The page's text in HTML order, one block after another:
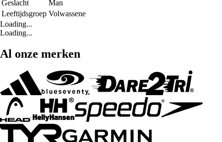
Geslacht
Man
Leeftijdsgroep Volwassene
Loading...
Loading...
Al onze merken